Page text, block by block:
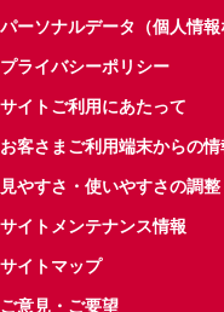
パーソナルデータ（個人情
プライバシーポリシー
サイトご利用にあたって
お客さまご利用端末からの
見やすさ・使いやすさの調整
サイトメンテナンス情報
サイトマップ
ご意見・ご要望